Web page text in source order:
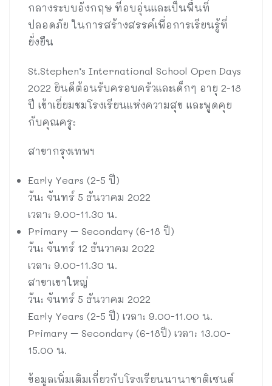
กลางระบบอังกฤษ ที่อบอุ่นและเป็นพื้นที่
ปลอดภัย ในการสร้างสรรค์เพื่อการเรียนรู้ที่
ยั่งยืน
St.Stephen’s International School Open Days
2022 ยินดีต้อนรับครอบครัวและเด็กๆ อายุ 2-18
ปี เข้าเยี่ยมชมโรงเรียนแห่งความสุข และพูดคุย
กับคุณครู:
สาขากรุงเทพฯ
Early Years (2-5 ปี)
วัน: จันทร์ 5 ธันวาคม 2022
เวลา: 9.00-11.30 น.
Primary – Secondary (6-18 ปี)
วัน: จันทร์ 12 ธันวาคม 2022
เวลา: 9.00-11.30 น.
สาขาเขาใหญ่
วัน: จันทร์ 5 ธันวาคม 2022
Early Years (2-5 ปี) เวลา: 9.00-11.00 น.
Primary – Secondary (6-18ปี) เวลา: 13.00-
15.00 น.
ข้อมูลเพิ่มเติมเกี่ยวกับโรงเรียนนานาชาติเซนต์